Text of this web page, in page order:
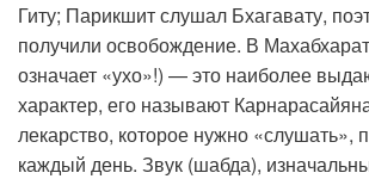
Гиту; Парикшит слушал Бхагавату,
получили освобождение. В
означает «ухо»!) — это наиболее
характер, его называют
лекарство, которое нужно «слушать»,
каждый день. Звук (шабда),